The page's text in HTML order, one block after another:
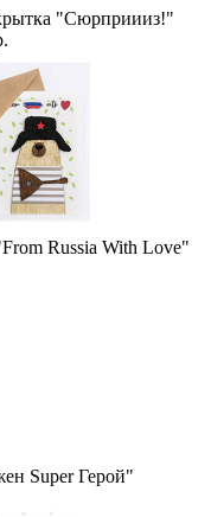
"Сюрприииз!"
Russia With Love"
Super Герой"